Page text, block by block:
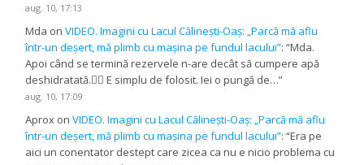
aug. 10, 17:13
Mda onVIDEO. Imagini cu Lacul Călinești-Oaș: „Parcă mă aflu
într-un deșert, mă plimb cu mașina pe fundul lacului”: “Mda.
Apoi când se termină rezervele n-are decât să cumpere apă
deshidratată.😵‍💫 E simplu de folosit. Iei o pungă de…”
aug. 10, 17:09
Aprox onVIDEO. Imagini cu Lacul Călinești-Oaș: „Parcă mă aflu
într-un deșert, mă plimb cu mașina pe fundul lacului”: “Era pe
aici un conentator destept care zicea ca nu e nicio problema cu